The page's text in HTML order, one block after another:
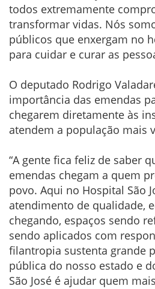
todos extremamente
transformar vidas. Nós
públicos que enxergam no
para cuidar e curar as
O deputado Rodrigo
importância das emendas
chegarem diretamente às
atendem a população mais
“A gente fica feliz de saber
emendas chegam a quem
povo. Aqui no Hospital São
atendimento de qualidade,
chegando, espaços sendo
sendo aplicados com
filantropia sustenta grande
pública do nosso estado e
São José é ajudar quem